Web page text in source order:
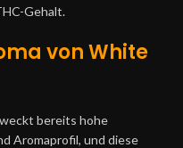
Gehalt.
von White
bereits hohe
Aromaprofil, und diese